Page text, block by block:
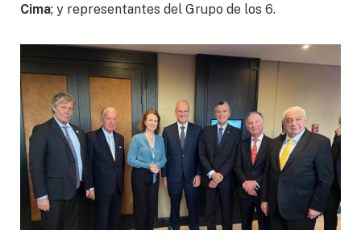
Cima; y representantes del Grupo de los 6.